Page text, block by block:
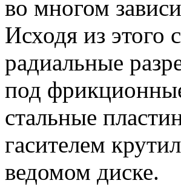
во многом
Исходя из этого
радиальные
под
стальные
гасителем
ведомом диске.